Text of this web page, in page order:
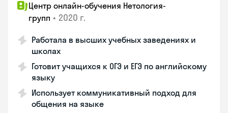
Центр онлайн-обучения Нетология-
групп • 2020 г.
Работала в высших учебных заведениях и
школах
Готовит учащихся к ОГЭ и ЕГЭ по английскому
языку
Использует коммуникативный подход для
общения на языке